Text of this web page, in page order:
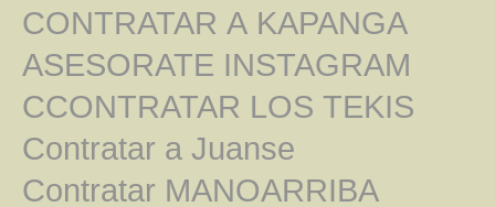
CONTRATAR A KAPANGA
ASESORATE INSTAGRAM
CCONTRATAR LOS TEKIS
Contratar a Juanse
Contratar MANOARRIBA